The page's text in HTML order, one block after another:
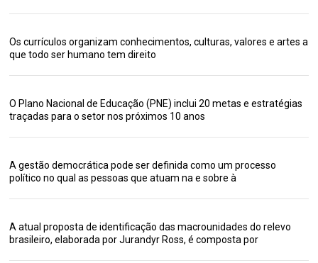
Os currículos organizam conhecimentos, culturas, valores e artes a
que todo ser humano tem direito
O Plano Nacional de Educação (PNE) inclui 20 metas e estratégias
traçadas para o setor nos próximos 10 anos
A gestão democrática pode ser definida como um processo
político no qual as pessoas que atuam na e sobre à
A atual proposta de identificação das macrounidades do relevo
brasileiro, elaborada por Jurandyr Ross, é composta por